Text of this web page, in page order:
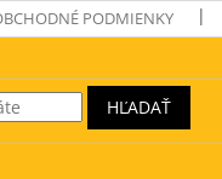
PODMIENKY
HĽADAŤ